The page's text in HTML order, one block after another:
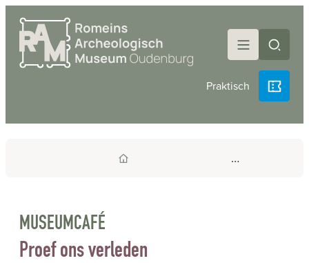
Naar inhoud
Romeins Archeologisch Museum Oudenburg
Praktisch
MenuZoek
MUSEUMCAFÉ
Proef ons verleden